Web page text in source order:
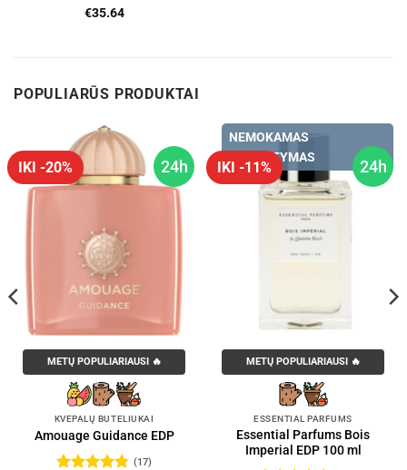
€35.64
POPULIARŪS PRODUKTAI
24h
IKI -20%
METŲ POPULIARIAUSI 🔥
KVEPALŲ BUTELIUKAI
Amouage Guidance EDP
(17)
24h
IKI -11%
NEMOKAMAS
PRISTATYMAS
METŲ POPULIARIAUSI 🔥
ESSENTIAL PARFUMS
Essential Parfums Bois
Imperial EDP 100 ml